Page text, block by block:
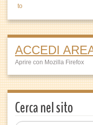
to
ACCEDI
Aprire con Mozilla Firefox
Cerca nel sito